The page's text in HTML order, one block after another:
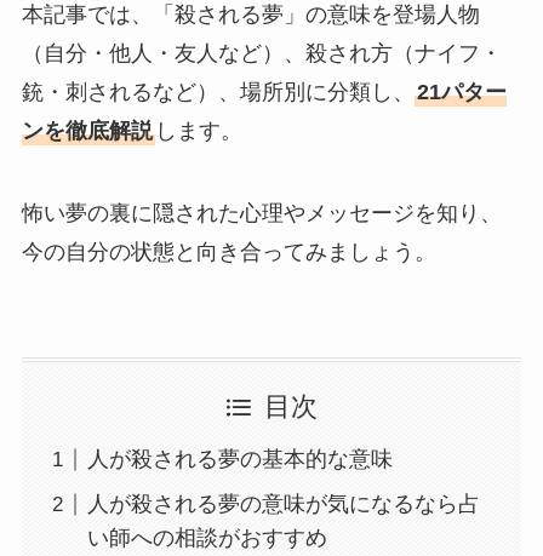
本記事では、「殺される夢」の意味を登場人物
（自分・他人・友人など）、殺され方（ナイフ・
銃・刺されるなど）、場所別に分類し、 21パター
ンを徹底解説します。
怖い夢の裏に隠された心理やメッセージを知り、
今の自分の状態と向き合ってみましょう。
目次
人が殺される夢の基本的な意味
人が殺される夢の意味が気になるなら占
い師への相談がおすすめ